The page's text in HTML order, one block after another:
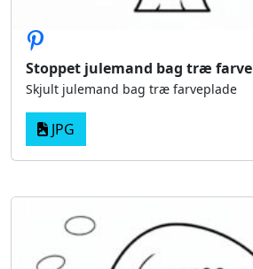
Stoppet julemand bag træ
Skjult julemand bag træ farveplade
JPG